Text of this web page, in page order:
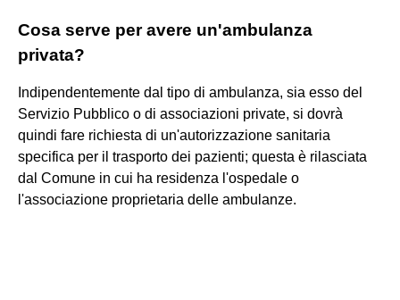
Cosa serve per avere un'ambulanza
privata?
Indipendentemente dal tipo di ambulanza, sia esso del
Servizio Pubblico o di associazioni private, si dovrà
quindi fare richiesta di un'autorizzazione sanitaria
specifica per il trasporto dei pazienti; questa è rilasciata
dal Comune in cui ha residenza l'ospedale o
l'associazione proprietaria delle ambulanze.